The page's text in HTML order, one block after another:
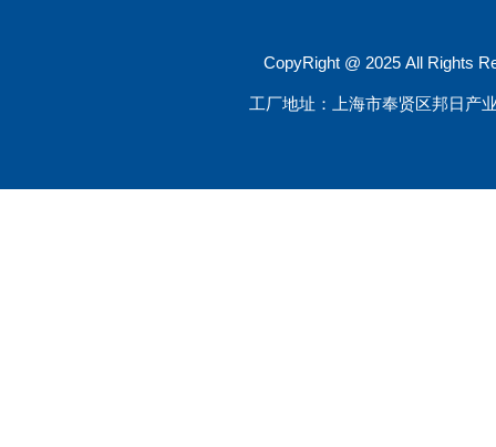
CopyRight @ 2025 All Rights
工厂地址：上海市奉贤区邦日产